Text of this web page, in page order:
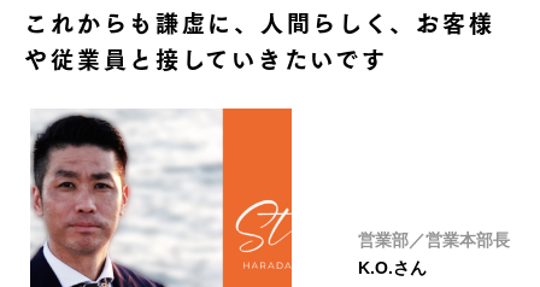
これからも謙虚に、人間らしく、お客様
や従業員と接していきたいです
営業部／営業本部長
K.O.さん